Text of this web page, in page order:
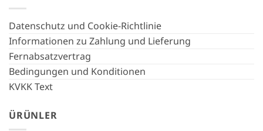
Datenschutz und Cookie-Richtlinie
Informationen zu Zahlung und Lieferung
Fernabsatzvertrag
Bedingungen und Konditionen
KVKK Text
ÜRÜNLER